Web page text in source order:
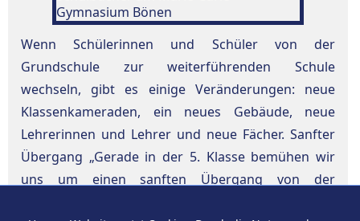
Wenn Schülerinnen und Schüler von der
Grundschule zur weiterführenden Schule
wechseln, gibt es einige Veränderungen: neue
Klassenkameraden, ein neues Gebäude, neue
Lehrerinnen und Lehrer und neue Fächer. Sanfter
Übergang „Gerade in der 5. Klasse bemühen wir
uns um einen sanften Übergang von der